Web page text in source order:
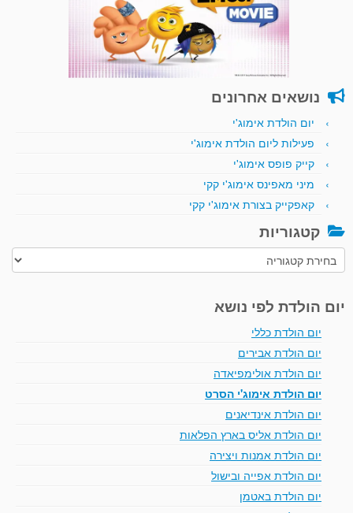
נושאים אחרונים
יום הולדת אימוג'י
פעילות ליום הולדת אימוג'י
קייק פופס אימוג'י
מיני מאפינס אימוג'י קקי
קאפקייק בצורת אימוג'י קקי
קטגוריות
קטגוריות
יום הולדת לפי נושא
יום הולדת כללי
יום הולדת אבירים
יום הולדת אולימפיאדה
יום הולדת אימוג'י הסרט
יום הולדת אינדיאנים
יום הולדת אליס בארץ הפלאות
יום הולדת אמנות ויצירה
יום הולדת אפייה ובישול
יום הולדת באטמן